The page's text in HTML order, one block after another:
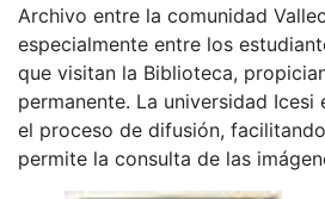
Archivo entre la comunidad
especialmente entre los
que visitan la Biblioteca,
permanente. La universidad
el proceso de difusión,
permite la consulta de las